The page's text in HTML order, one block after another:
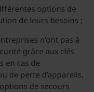
options de
de leurs besoins ;
n’ont pas à
grâce aux clés
en cas de
de perte d’appareils,
de secours